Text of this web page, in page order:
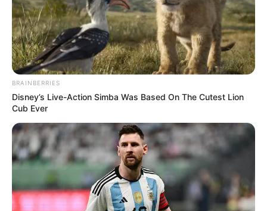
BRAINBERRIES
Disney’s Live-Action Simba Was Based On The Cutest Lion
Cub Ever